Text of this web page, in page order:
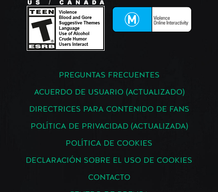
PREGUNTAS FRECUENTES
ACUERDO DE USUARIO (ACTUALIZADO)
DIRECTRICES PARA CONTENIDO DE FANS
POLÍTICA DE PRIVACIDAD (ACTUALIZADA)
POLÍTICA DE COOKIES
DECLARACIÓN SOBRE EL USO DE COOKIES
CONTACTO